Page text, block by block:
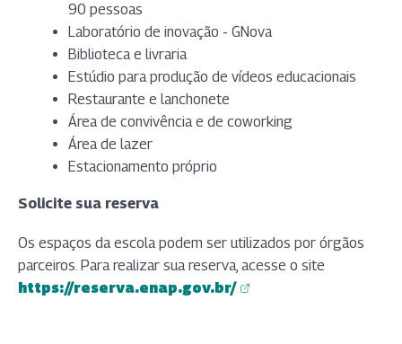
90 pessoas
Laboratório de inovação - GNova
Biblioteca e livraria
Estúdio para produção de vídeos educacionais
Restaurante e lanchonete
Área de convivência e de coworking
Área de lazer
Estacionamento próprio
Solicite sua reserva
Os espaços da escola podem ser utilizados por órgãos
parceiros. Para realizar sua reserva, acesse o site
https://reserva.enap.gov.br/
(abre em nova aba)